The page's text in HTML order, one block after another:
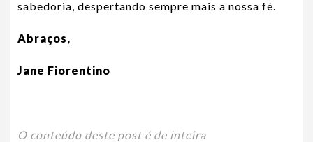
sabedoria, despertando sempre mais a nossa fé.
Abraços,
Jane Fiorentino
O conteúdo deste post é de inteira